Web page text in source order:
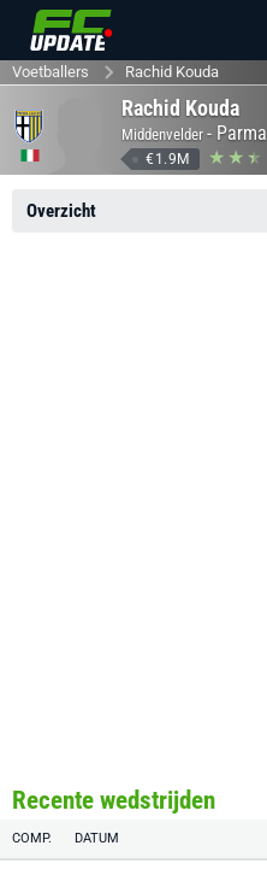
Voetballers Rachid Kouda
Rachid Kouda
Middenvelder - Parma
€1.9M
Overzicht
Recente wedstrijden
COMP. DATUM